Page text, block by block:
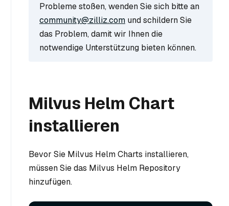
Probleme stoßen, wenden Sie sich bitte an
community@zilliz.com und schildern Sie
das Problem, damit wir Ihnen die
notwendige Unterstützung bieten können.
Milvus Helm Chart
installieren
Bevor Sie Milvus Helm Charts installieren,
müssen Sie das Milvus Helm Repository
hinzufügen.